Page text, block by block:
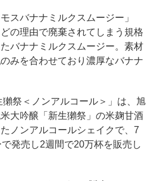
スバナナミルクスムージー」
の理由で廃棄されてしまう規格
バナナミルクスムージー。素材
みを合わせており濃厚なバナナ
獺祭＜ノンアルコール＞」は、旭
大吟醸「新生獺祭」の米麹甘酒
ノンアルコールシェイクで、7
発売し2週間で20万杯を販売し